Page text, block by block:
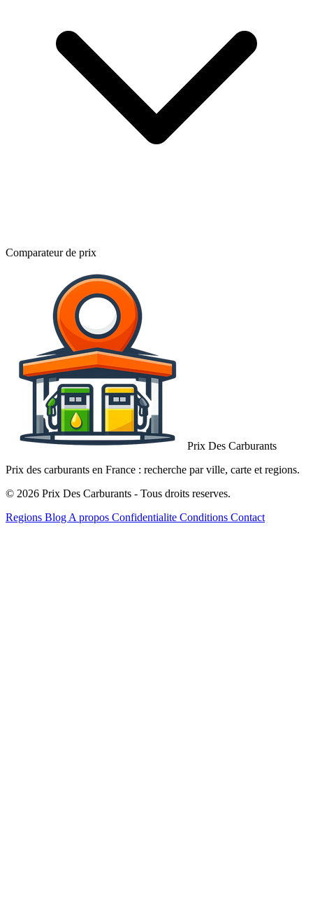
Comparateur de prix
Prix Des Carburants
Prix des carburants en France : recherche par ville, carte et regions.
© 2026 Prix Des Carburants - Tous droits reserves.
Regions Blog A propos Confidentialite Conditions Contact